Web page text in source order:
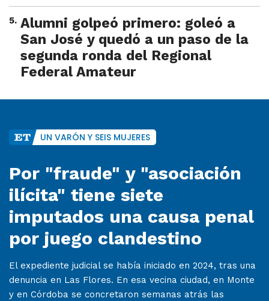
5. Alumni golpeó primero: goleó a
San José y quedó a un paso de la
segunda ronda del Regional
Federal Amateur
UN VARÓN Y SEIS MUJERES
Por "fraude" y "asociación
ilícita" tiene siete
imputados una causa penal
por juego clandestino
El expediente judicial se había iniciado en 2024, tras una
denuncia en Las Flores. En esa vecina ciudad, en Monte
y en Córdoba se concretaron semanas atrás las